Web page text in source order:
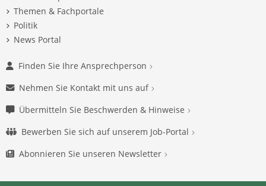
Themen & Fachportale
Politik
News Portal
Finden Sie Ihre Ansprechperson
Nehmen Sie Kontakt mit uns auf
Übermitteln Sie Beschwerden & Hinweise
Bewerben Sie sich auf unserem Job-Portal
Abonnieren Sie unseren Newsletter